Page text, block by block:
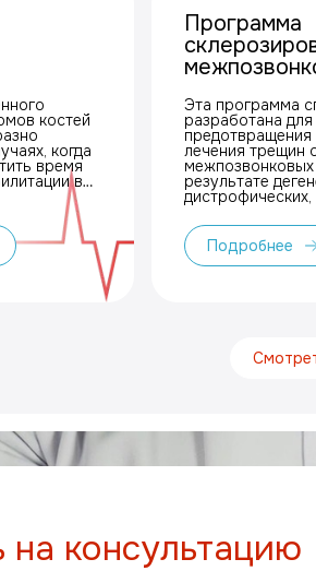
костей
когда
время
Программа
Эта программа
разработана для
лечения трещин
межпозвонковых
результате дегенеративно-
дистрофических,
воспалительных и
травматических повреждениях
позвоночника.
Подробнее
консультацию